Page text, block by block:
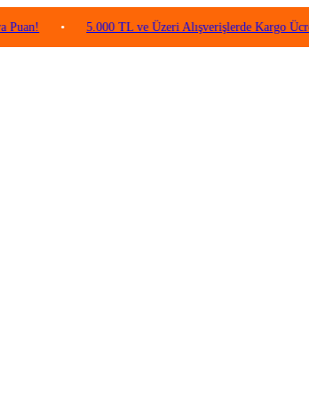
• 5.000 TL ve Üzeri Alışverişlerde Kargo Ücretsiz!